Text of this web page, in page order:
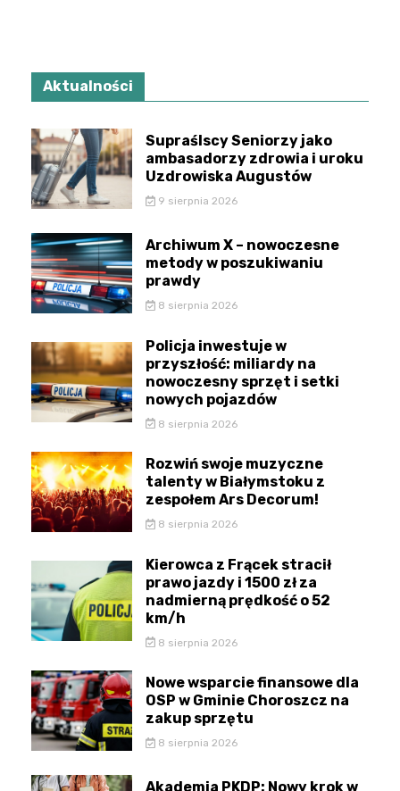
Aktualności
Supraślscy Seniorzy jako
ambasadorzy zdrowia i uroku
Uzdrowiska Augustów
9 sierpnia 2026
Archiwum X – nowoczesne
metody w poszukiwaniu
prawdy
8 sierpnia 2026
Policja inwestuje w
przyszłość: miliardy na
nowoczesny sprzęt i setki
nowych pojazdów
8 sierpnia 2026
Rozwiń swoje muzyczne
talenty w Białymstoku z
zespołem Ars Decorum!
8 sierpnia 2026
Kierowca z Frącek stracił
prawo jazdy i 1500 zł za
nadmierną prędkość o 52
km/h
8 sierpnia 2026
Nowe wsparcie finansowe dla
OSP w Gminie Choroszcz na
zakup sprzętu
8 sierpnia 2026
Akademia PKDP: Nowy krok w